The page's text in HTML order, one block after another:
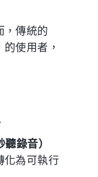
，傳統的
使用者，
錄音）
化為可執行